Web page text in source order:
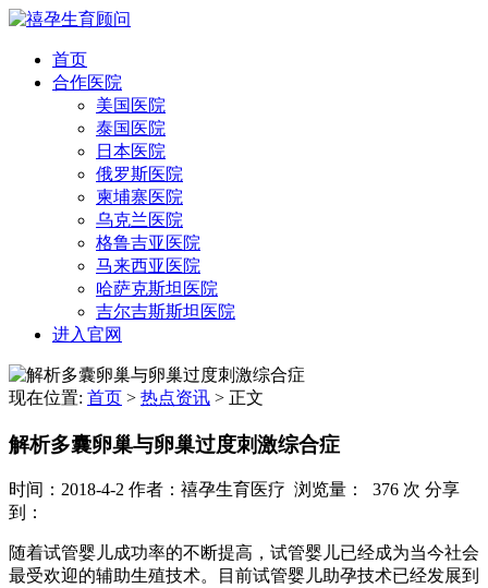
首页
合作医院
美国医院
泰国医院
日本医院
俄罗斯医院
柬埔寨医院
乌克兰医院
格鲁吉亚医院
马来西亚医院
哈萨克斯坦医院
吉尔吉斯斯坦医院
进入官网
现在位置: 首页 > 热点资讯 > 正文
解析多囊卵巢与卵巢过度刺激综合症
时间：2018-4-2 作者：禧孕生育医疗 浏览量： 376 次 分享
到：
随着试管婴儿成功率的不断提高，试管婴儿已经成为当今社会
最受欢迎的辅助生殖技术。目前试管婴儿助孕技术已经发展到